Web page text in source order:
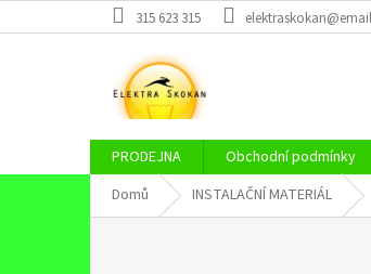
na
315 623 315
PRODEJNA Obchodní podmínky
Domů
INSTALAČNÍ MATERIÁL